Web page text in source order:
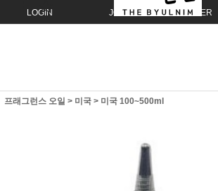
LOGIN JOIN ORDER
프래그런스 오일 > 미국 > 미국 100~500ml